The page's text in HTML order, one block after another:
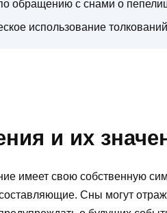
обращению с снами о
использование
и их
имеет свою собственную
Сны могут